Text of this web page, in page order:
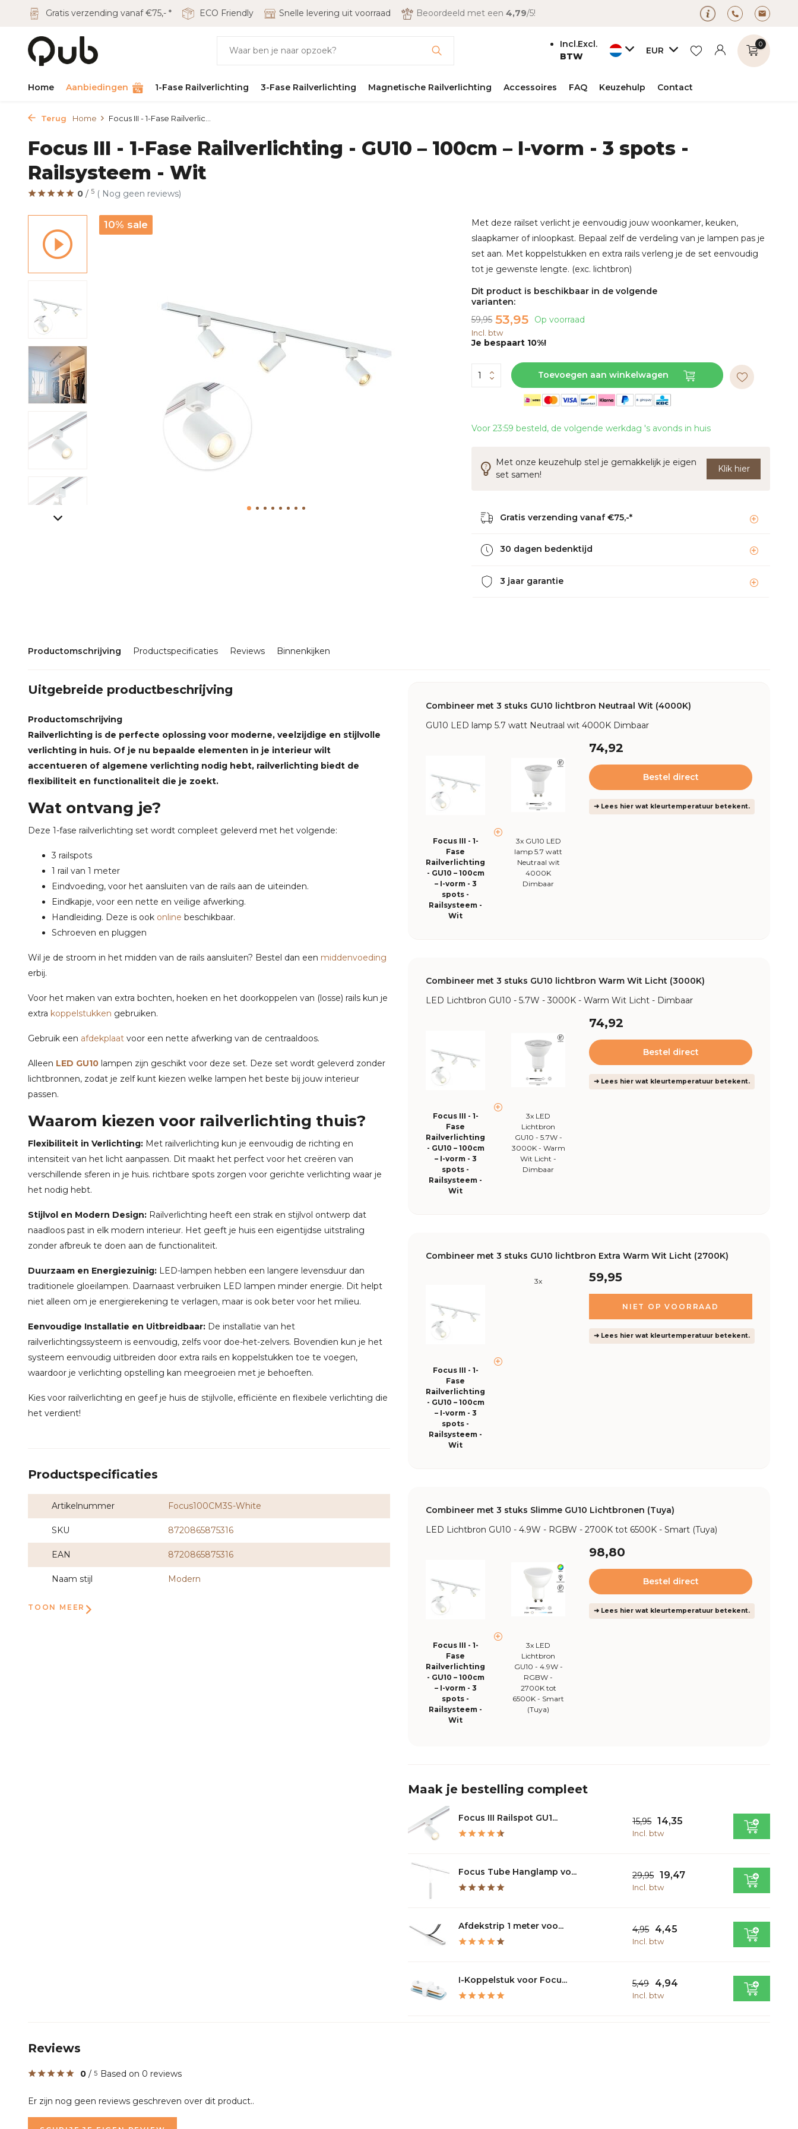
Gratis verzending vanaf €75,- * ECO Friendly Snelle levering uit voorraad Beoordeeld met een 4,79/5!
Incl.Excl.
BTW
EUR
Account
Account
0
Home Aanbiedingen 1-Fase Railverlichting 3-Fase Railverlichting Magnetische Railverlichting Accessoires FAQ Keuzehulp Contact
Terug Home Focus III - 1-Fase Railverlic...
Focus III - 1-Fase Railverlichting - GU10 – 100cm – I-vorm - 3 spots -
Railsysteem - Wit
0 / 5 ( Nog geen reviews)
10% sale
Met deze railset verlicht je eenvoudig jouw woonkamer, keuken,
slaapkamer of inloopkast. Bepaal zelf de verdeling van je lampen pas je
set aan. Met koppelstukken en extra rails verleng je de set eenvoudig
tot je gewenste lengte. (exc. lichtbron)
Dit product is beschikbaar in de volgende
varianten:
59,95 53,95 Op voorraad
Incl. btw
Je bespaart 10%!
Toevoegen aan winkelwagen
Voor 23:59 besteld, de volgende werkdag 's avonds in huis
Met onze keuzehulp stel je gemakkelijk je eigen
set samen!
Klik hier
Gratis verzending vanaf €75,-*
30 dagen bedenktijd
3 jaar garantie
Productomschrijving Productspecificaties Reviews Binnenkijken
Uitgebreide productbeschrijving
Productomschrijving
Railverlichting is de perfecte oplossing voor moderne, veelzijdige en stijlvolle
verlichting in huis. Of je nu bepaalde elementen in je interieur wilt
accentueren of algemene verlichting nodig hebt, railverlichting biedt de
flexibiliteit en functionaliteit die je zoekt.
Wat ontvang je?
Deze 1-fase railverlichting set wordt compleet geleverd met het volgende:
3 railspots
1 rail van 1 meter
Eindvoeding, voor het aansluiten van de rails aan de uiteinden.
Eindkapje, voor een nette en veilige afwerking.
Handleiding. Deze is ook online beschikbaar.
Schroeven en pluggen
Wil je de stroom in het midden van de rails aansluiten? Bestel dan een middenvoeding
erbij.
Voor het maken van extra bochten, hoeken en het doorkoppelen van (losse) rails kun je
extra koppelstukken gebruiken.
Gebruik een afdekplaat voor een nette afwerking van de centraaldoos.
Alleen LED GU10 lampen zijn geschikt voor deze set. Deze set wordt geleverd zonder
lichtbronnen, zodat je zelf kunt kiezen welke lampen het beste bij jouw interieur
passen.
Waarom kiezen voor railverlichting thuis?
Flexibiliteit in Verlichting: Met railverlichting kun je eenvoudig de richting en
intensiteit van het licht aanpassen. Dit maakt het perfect voor het creëren van
verschillende sferen in je huis. richtbare spots zorgen voor gerichte verlichting waar je
het nodig hebt.
Stijlvol en Modern Design: Railverlichting heeft een strak en stijlvol ontwerp dat
naadloos past in elk modern interieur. Het geeft je huis een eigentijdse uitstraling
zonder afbreuk te doen aan de functionaliteit.
Duurzaam en Energiezuinig: LED-lampen hebben een langere levensduur dan
traditionele gloeilampen. Daarnaast verbruiken LED lampen minder energie. Dit helpt
niet alleen om je energierekening te verlagen, maar is ook beter voor het milieu.
Eenvoudige Installatie en Uitbreidbaar: De installatie van het
railverlichtingssysteem is eenvoudig, zelfs voor doe-het-zelvers. Bovendien kun je het
systeem eenvoudig uitbreiden door extra rails en koppelstukken toe te voegen,
waardoor je verlichting opstelling kan meegroeien met je behoeften.
Kies voor railverlichting en geef je huis de stijlvolle, efficiënte en flexibele verlichting die
het verdient!
Productspecificaties
Artikelnummer Focus100CM3S-White
SKU 8720865875316
EAN 8720865875316
Naam stijl Modern
TOON MEER
Combineer met 3 stuks GU10 lichtbron Neutraal Wit (4000K)
GU10 LED lamp 5.7 watt Neutraal wit 4000K Dimbaar
Focus III - 1-
Fase
Railverlichting
- GU10 – 100cm
– I-vorm - 3
spots -
Railsysteem -
Wit
3x GU10 LED
lamp 5.7 watt
Neutraal wit
4000K
Dimbaar
74,92
Bestel direct
➜ Lees hier wat kleurtemperatuur betekent.
Combineer met 3 stuks GU10 lichtbron Warm Wit Licht (3000K)
LED Lichtbron GU10 - 5.7W - 3000K - Warm Wit Licht - Dimbaar
Focus III - 1-
Fase
Railverlichting
- GU10 – 100cm
– I-vorm - 3
spots -
Railsysteem -
Wit
3x LED
Lichtbron
GU10 - 5.7W -
3000K - Warm
Wit Licht -
Dimbaar
74,92
Bestel direct
➜ Lees hier wat kleurtemperatuur betekent.
Combineer met 3 stuks GU10 lichtbron Extra Warm Wit Licht (2700K)
Focus III - 1-
Fase
Railverlichting
- GU10 – 100cm
– I-vorm - 3
spots -
Railsysteem -
Wit
3x 59,95
NIET OP VOORRAAD
➜ Lees hier wat kleurtemperatuur betekent.
Combineer met 3 stuks Slimme GU10 Lichtbronen (Tuya)
LED Lichtbron GU10 - 4.9W - RGBW - 2700K tot 6500K - Smart (Tuya)
Focus III - 1-
Fase
Railverlichting
- GU10 – 100cm
– I-vorm - 3
spots -
Railsysteem -
Wit
3x LED
Lichtbron
GU10 - 4.9W -
RGBW -
2700K tot
6500K - Smart
(Tuya)
98,80
Bestel direct
➜ Lees hier wat kleurtemperatuur betekent.
Maak je bestelling compleet
Focus III Railspot GU1... 15,95 14,35
Incl. btw
Focus Tube Hanglamp vo... 29,95 19,47
Incl. btw
Afdekstrip 1 meter voo... 4,95 4,45
Incl. btw
I-Koppelstuk voor Focu... 5,49 4,94
Incl. btw
Reviews
0 / 5 Based on 0 reviews
Er zijn nog geen reviews geschreven over dit product..